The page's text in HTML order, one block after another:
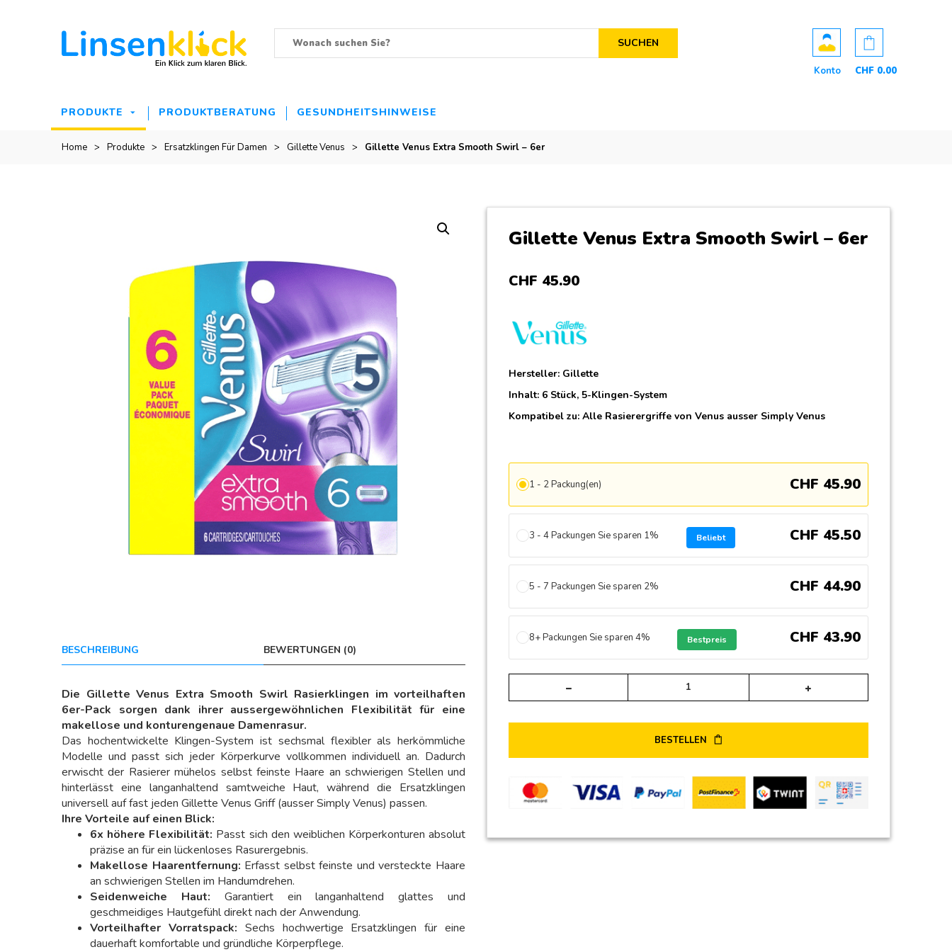
SUCHEN
CHF 0.00
Konto
PRODUKTE PRODUKTBERATUNG GESUNDHEITSHINWEISE
Home > Produkte > Ersatzklingen Für Damen > Gillette Venus > Gillette Venus Extra Smooth Swirl – 6er
BESCHREIBUNG BEWERTUNGEN (0)
Die Gillette Venus Extra Smooth Swirl Rasierklingen im vorteilhaften
6er-Pack sorgen dank ihrer aussergewöhnlichen Flexibilität für eine
makellose und konturengenaue Damenrasur.
Das hochentwickelte Klingen-System ist sechsmal flexibler als herkömmliche
Modelle und passt sich jeder Körperkurve vollkommen individuell an. Dadurch
erwischt der Rasierer mühelos selbst feinste Haare an schwierigen Stellen und
hinterlässt eine langanhaltend samtweiche Haut, während die Ersatzklingen
universell auf fast jeden Gillette Venus Griff (ausser Simply Venus) passen.
Ihre Vorteile auf einen Blick:
6x höhere Flexibilität: Passt sich den weiblichen Körperkonturen absolut
präzise an für ein lückenloses Rasurergebnis.
Makellose Haarentfernung: Erfasst selbst feinste und versteckte Haare
an schwierigen Stellen im Handumdrehen.
Seidenweiche Haut: Garantiert ein langanhaltend glattes und
geschmeidiges Hautgefühl direkt nach der Anwendung.
Vorteilhafter Vorratspack: Sechs hochwertige Ersatzklingen für eine
dauerhaft komfortable und gründliche Körperpflege.
Gillette Venus Extra Smooth Swirl – 6er
CHF 45.90
Hersteller: Gillette
Inhalt: 6 Stück, 5-Klingen-System
Kompatibel zu: Alle Rasierergriffe von Venus ausser Simply Venus
1 - 2 Packung(en) CHF 45.90
3 - 4 Packungen Sie sparen 1% Beliebt CHF 45.50
5 - 7 Packungen Sie sparen 2% CHF 44.90
8+ Packungen Sie sparen 4% Bestpreis CHF 43.90
BESTELLEN